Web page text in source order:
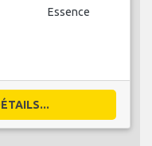
Essence